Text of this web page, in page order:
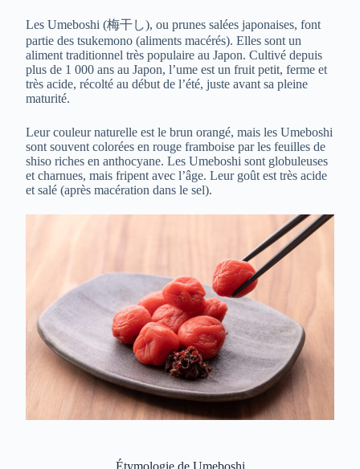
Les Umeboshi (梅干し), ou prunes salées japonaises, font
partie des tsukemono (aliments macérés). Elles sont un
aliment traditionnel très populaire au Japon. Cultivé depuis
plus de 1 000 ans au Japon, l’ume est un fruit petit, ferme et
très acide, récolté au début de l’été, juste avant sa pleine
maturité.
Leur couleur naturelle est le brun orangé, mais les Umeboshi
sont souvent colorées en rouge framboise par les feuilles de
shiso riches en anthocyane. Les Umeboshi sont globuleuses
et charnues, mais fripent avec l’âge. Leur goût est très acide
et salé (après macération dans le sel).
Étymologie de Umeboshi